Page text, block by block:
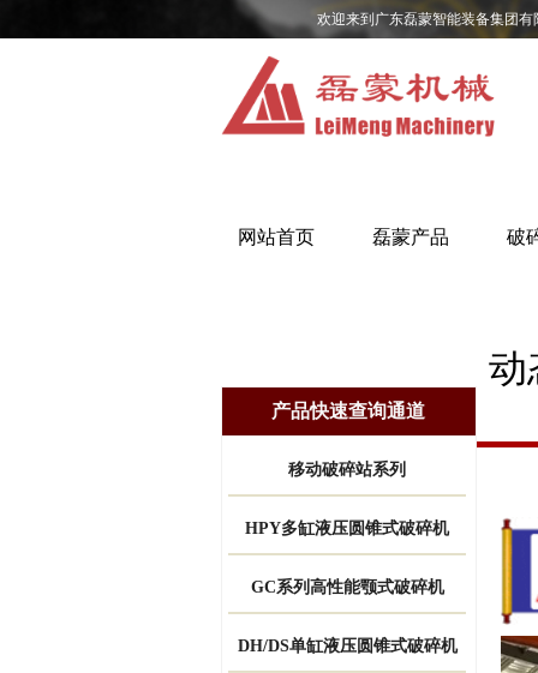
欢迎来到广东磊蒙智能装备集团
网站首页 磊蒙产品 破
产品快速查询通道
移动破碎站系列
HPY多缸液压圆锥式破碎机
GC系列高性能颚式破碎机
DH/DS单缸液压圆锥式破碎机
动